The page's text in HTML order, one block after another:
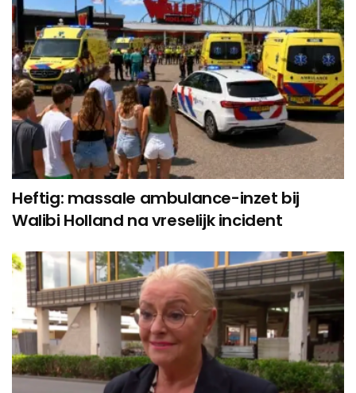
Heftig: massale ambulance-inzet bij
Walibi Holland na vreselijk incident